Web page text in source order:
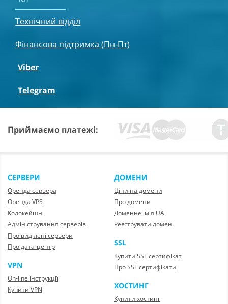
Технічний відділ
Фінансова підтримка (Пн-Пт)
Viber
Telegram
Приймаємо платежі:
СЕРВЕРИ
Оренда сервера
Оренда VPS
Колокейшн
Адміністрування серверів
Про виділені сервери
Про дата-центр
VPN
On-line інструкції
Купити VPN
ДОМЕНИ
Ціни на домени
Про домени
Доменне ім'я UA
Реєструвати домен
SSL
Купити SSL сертифікат
Про SSL сертифікати
ХОСТИНГ
Купити хостинг